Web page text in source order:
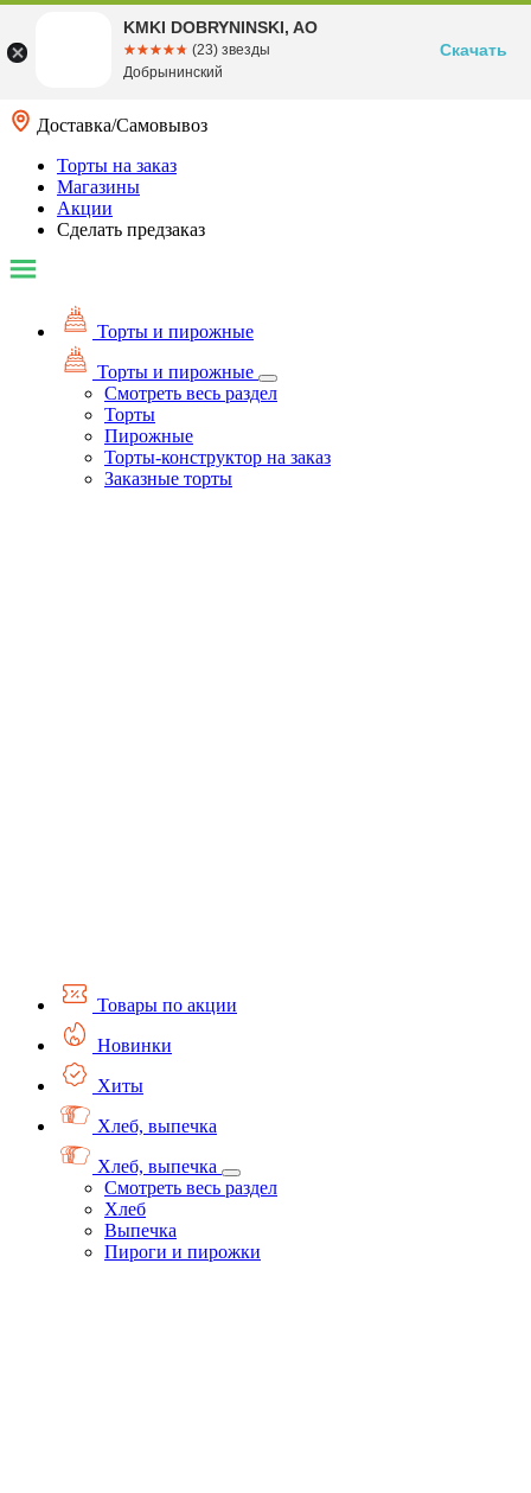
Доставка/Самовывоз
Торты на заказ
Магазины
Акции
Сделать предзаказ
Торты и пирожные
Торты и пирожные
Смотреть весь раздел
Торты
Пирожные
Торты-конструктор на заказ
Заказные торты
Товары по акции
Новинки
Хиты
Хлеб, выпечка
Хлеб, выпечка
Смотреть весь раздел
Хлеб
Выпечка
Пироги и пирожки
KMKI DOBRYNINSKI, AO
☆☆☆☆☆
★★★★★ (23) звезды
Добрынинский
Скачать